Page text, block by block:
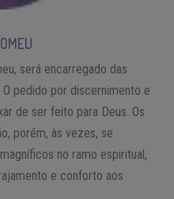
será encarregado das
O pedido por discernimento e
de ser feito para Deus. Os
porém, às vezes, se
no ramo espiritual,
e conforto aos